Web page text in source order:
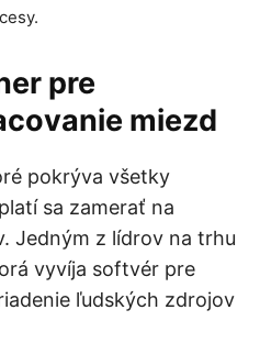
pre
miezd
pokrýva všetky
sa zamerať na
Jedným z lídrov na trhu
vyvíja softvér pre
ľudských zdrojov